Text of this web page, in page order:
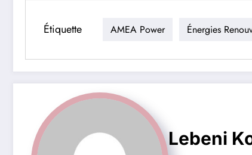
Étiquette AMEA Power Énergies
Lebeni